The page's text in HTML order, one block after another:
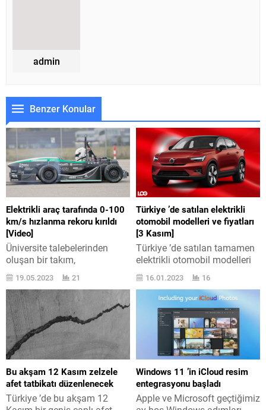
admin
Benzer Konular
Elektrikli araç tarafında 0-100
km/s hızlanma rekoru kırıldı
[Video]
Üniversite talebelerinden
oluşan bir takım,
hazırladıkları elektrikli taşıt
modeliyle 0-100 kilometre/s
süratlenme rekorunu kırdı.
Elektrikli taşıt modelleri
taşıdıkları elektrik
motorlarının verdiği anlık tork
sayesinde olağanüstü yüksek
0-100 kilometre/s
kıymetlerine sahipler. Bu
mevzuda özellikle Tesla ’nın
Model S ’i dikkat toplarken,
alanda başka özel sınamalar
19.05.2023 21
Türkiye ’de satılan elektrikli
otomobil modelleri ve fiyatları
[3 Kasım]
Türkiye ’de satılan tamamen
elektrikli otomobil modelleri
için aktüel fiyatları bir araya
getirdik. 3 Kasım listesinde
yeni bir model var. İçten
yanmalı motora sahip
vasıtaların yerini almaya
başlayan elektrikli otomobil
modellerinin sayısı yurt
dışında olduğu gibi Türkiye
’de de çoğalıyor. Bu gidişat
hoş ancak sayının artması
maalesef fiyatların alta
inmesini...
16.01.2023 16
Bu akşam 12 Kasım zelzele
afet tatbikatı düzenlenecek
Türkiye ’de bu akşam 12
Windows 11 ’in iCloud resim
entegrasyonu başladı
Apple ve Microsoft geçtiğimiz